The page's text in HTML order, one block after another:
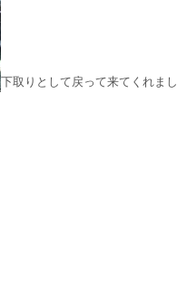
下取りとして戻って来てくれま